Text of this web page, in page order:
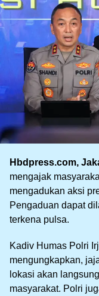
Hbdpress.com,
mengajak
mengadukan aksi
Pengaduan dapat
terkena pulsa.
Kadiv Humas Polri
mengungkapkan,
lokasi akan
masyarakat. Polri